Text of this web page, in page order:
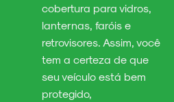
cobertura para vidros,
lanternas, faróis e
retrovisores. Assim, você
tem a certeza de que
seu veículo está bem
protegido,